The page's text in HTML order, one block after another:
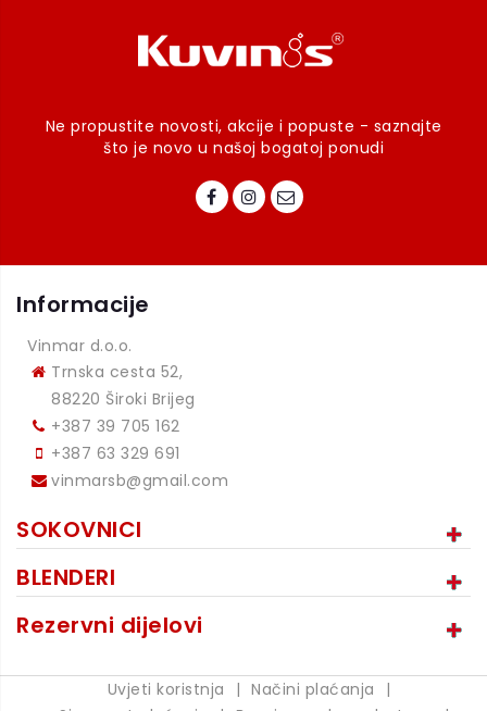
Ne propustite novosti, akcije i popuste - saznajte
što je novo u našoj bogatoj ponudi
Informacije
Vinmar d.o.o.
Trnska cesta 52,
88220 Široki Brijeg
+387 39 705 162
+387 63 329 691
vinmarsb@gmail.com
SOKOVNICI
BLENDERI
Rezervni dijelovi
Uvjeti koristnja | Načini plaćanja
|